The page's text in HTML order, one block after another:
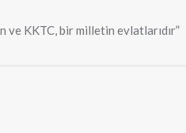
ve KKTC, bir milletin evlatlarıdır”